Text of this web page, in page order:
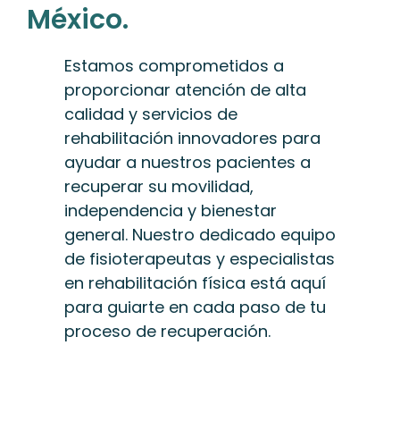
México.
Estamos comprometidos a
proporcionar atención de alta
calidad y servicios de
rehabilitación innovadores para
ayudar a nuestros pacientes a
recuperar su movilidad,
independencia y bienestar
general. Nuestro dedicado equipo
de fisioterapeutas y especialistas
en rehabilitación física está aquí
para guiarte en cada paso de tu
proceso de recuperación.